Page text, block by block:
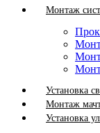
Монтаж
Установка
Монтаж
Установка